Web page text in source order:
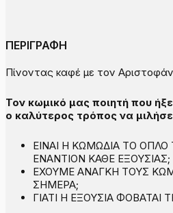
ΠΕΡΙΓΡΑΦΗ
Πίνοντας καφέ με τον
Τον κωμικό μας ποιητή που
ο καλύτερος τρόπος να
ΕΙΝΑΙ Η ΚΩΜΩΔΙΑ ΤΟ
ΕΝΑΝΤΙΟΝ ΚΑΘΕ ΕΞΟΥΣΙΑΣ;
ΕΧΟΥΜΕ ΑΝΑΓΚΗ ΤΟΥΣ
ΣΗΜΕΡΑ;
ΓΙΑΤΙ Η ΕΞΟΥΣΙΑ ΦΟΒΑΤΑΙ